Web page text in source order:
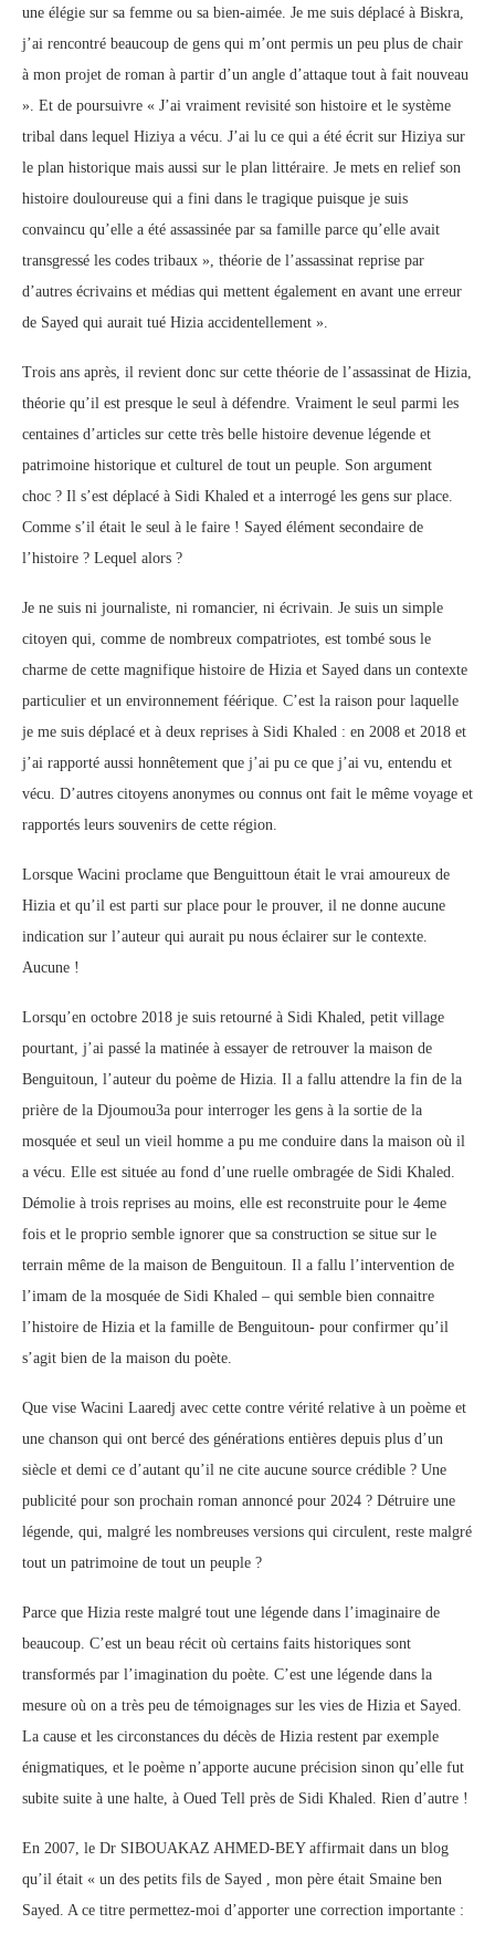
une élégie sur sa femme ou sa bien-aimée. Je me suis déplacé à Biskra,
j’ai rencontré beaucoup de gens qui m’ont permis un peu plus de chair
à mon projet de roman à partir d’un angle d’attaque tout à fait nouveau
». Et de poursuivre « J’ai vraiment revisité son histoire et le système
tribal dans lequel Hiziya a vécu. J’ai lu ce qui a été écrit sur Hiziya sur
le plan historique mais aussi sur le plan littéraire. Je mets en relief son
histoire douloureuse qui a fini dans le tragique puisque je suis
convaincu qu’elle a été assassinée par sa famille parce qu’elle avait
transgressé les codes tribaux », théorie de l’assassinat reprise par
d’autres écrivains et médias qui mettent également en avant une erreur
de Sayed qui aurait tué Hizia accidentellement ».
Trois ans après, il revient donc sur cette théorie de l’assassinat de Hizia,
théorie qu’il est presque le seul à défendre. Vraiment le seul parmi les
centaines d’articles sur cette très belle histoire devenue légende et
patrimoine historique et culturel de tout un peuple. Son argument
choc ? Il s’est déplacé à Sidi Khaled et a interrogé les gens sur place.
Comme s’il était le seul à le faire ! Sayed élément secondaire de
l’histoire ? Lequel alors ?
Je ne suis ni journaliste, ni romancier, ni écrivain. Je suis un simple
citoyen qui, comme de nombreux compatriotes, est tombé sous le
charme de cette magnifique histoire de Hizia et Sayed dans un contexte
particulier et un environnement féérique. C’est la raison pour laquelle
je me suis déplacé et à deux reprises à Sidi Khaled : en 2008 et 2018 et
j’ai rapporté aussi honnêtement que j’ai pu ce que j’ai vu, entendu et
vécu. D’autres citoyens anonymes ou connus ont fait le même voyage et
rapportés leurs souvenirs de cette région.
Lorsque Wacini proclame que Benguittoun était le vrai amoureux de
Hizia et qu’il est parti sur place pour le prouver, il ne donne aucune
indication sur l’auteur qui aurait pu nous éclairer sur le contexte.
Aucune !
Lorsqu’en octobre 2018 je suis retourné à Sidi Khaled, petit village
pourtant, j’ai passé la matinée à essayer de retrouver la maison de
Benguitoun, l’auteur du poème de Hizia. Il a fallu attendre la fin de la
prière de la Djoumou3a pour interroger les gens à la sortie de la
mosquée et seul un vieil homme a pu me conduire dans la maison où il
a vécu. Elle est située au fond d’une ruelle ombragée de Sidi Khaled.
Démolie à trois reprises au moins, elle est reconstruite pour le 4eme
fois et le proprio semble ignorer que sa construction se situe sur le
terrain même de la maison de Benguitoun. Il a fallu l’intervention de
l’imam de la mosquée de Sidi Khaled – qui semble bien connaitre
l’histoire de Hizia et la famille de Benguitoun- pour confirmer qu’il
s’agit bien de la maison du poète.
Que vise Wacini Laaredj avec cette contre vérité relative à un poème et
une chanson qui ont bercé des générations entières depuis plus d’un
siècle et demi ce d’autant qu’il ne cite aucune source crédible ? Une
publicité pour son prochain roman annoncé pour 2024 ? Détruire une
légende, qui, malgré les nombreuses versions qui circulent, reste malgré
tout un patrimoine de tout un peuple ?
Parce que Hizia reste malgré tout une légende dans l’imaginaire de
beaucoup. C’est un beau récit où certains faits historiques sont
transformés par l’imagination du poète. C’est une légende dans la
mesure où on a très peu de témoignages sur les vies de Hizia et Sayed.
La cause et les circonstances du décès de Hizia restent par exemple
énigmatiques, et le poème n’apporte aucune précision sinon qu’elle fut
subite suite à une halte, à Oued Tell près de Sidi Khaled. Rien d’autre !
En 2007, le Dr SIBOUAKAZ AHMED-BEY affirmait dans un blog
qu’il était « un des petits fils de Sayed , mon père était Smaine ben
Sayed. A ce titre permettez-moi d’apporter une correction importante :